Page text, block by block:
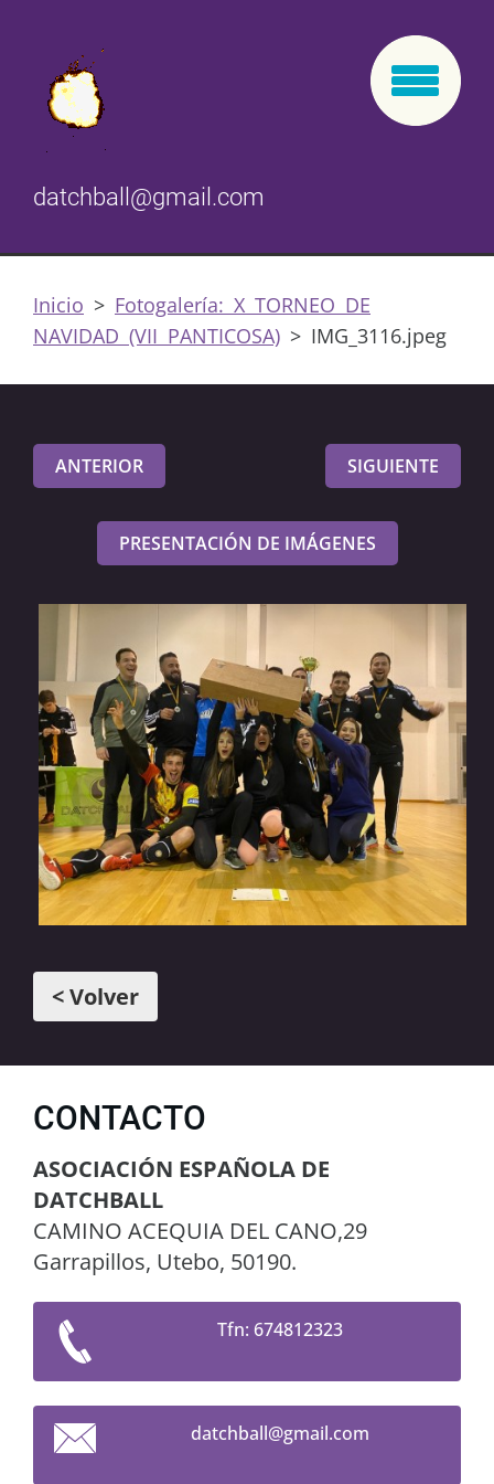
datchball@gmail.com
Inicio > Fotogalería: X TORNEO DE
NAVIDAD (VII PANTICOSA) > IMG_3116.jpeg
ANTERIOR SIGUIENTE
PRESENTACIÓN DE IMÁGENES
< Volver
CONTACTO
ASOCIACIÓN ESPAÑOLA DE
DATCHBALL
CAMINO ACEQUIA DEL CANO,29
Garrapillos, Utebo, 50190.
Tfn: 674812323
datchball@gmail.com